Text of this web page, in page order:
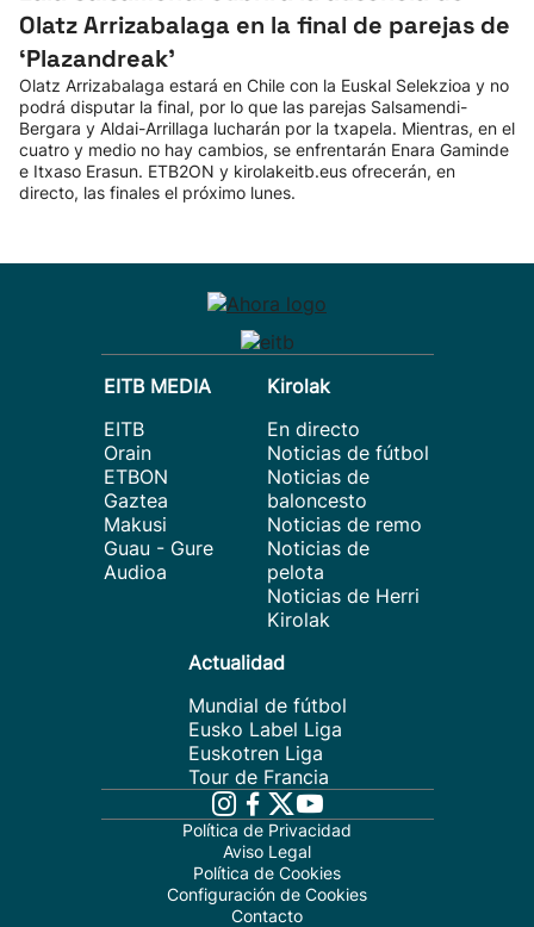
Olatz Arrizabalaga en la final de parejas de
‘Plazandreak'
Olatz Arrizabalaga estará en Chile con la Euskal Selekzioa y no
podrá disputar la final, por lo que las parejas Salsamendi-
Bergara y Aldai-Arrillaga lucharán por la txapela. Mientras, en el
cuatro y medio no hay cambios, se enfrentarán Enara Gaminde
e Itxaso Erasun. ETB2ON y kirolakeitb.eus ofrecerán, en
directo, las finales el próximo lunes.
EITB MEDIA
EITB
Orain
ETBON
Gaztea
Makusi
Guau - Gure
Audioa
Kirolak
En directo
Noticias de fútbol
Noticias de
baloncesto
Noticias de remo
Noticias de
pelota
Noticias de Herri
Kirolak
Actualidad
Mundial de fútbol
Eusko Label Liga
Euskotren Liga
Tour de Francia
Política de Privacidad
Aviso Legal
Política de Cookies
Configuración de Cookies
Contacto